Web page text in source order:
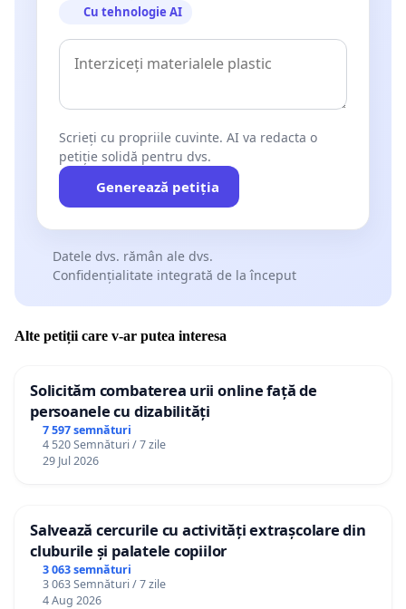
Cu tehnologie AI
Scrieți cu propriile cuvinte. AI va redacta o
petiție solidă pentru dvs.
Generează petiția
Datele dvs. rămân ale dvs.
Confidențialitate integrată de la început
Alte petiții care v-ar putea interesa
Solicităm combaterea urii online față de
persoanele cu dizabilități
7 597 semnături
4 520 Semnături / 7 zile
29 Jul 2026
Salvează cercurile cu activități extrașcolare din
cluburile și palatele copiilor
3 063 semnături
3 063 Semnături / 7 zile
4 Aug 2026